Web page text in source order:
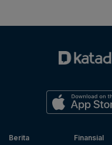
Berita
Finansial